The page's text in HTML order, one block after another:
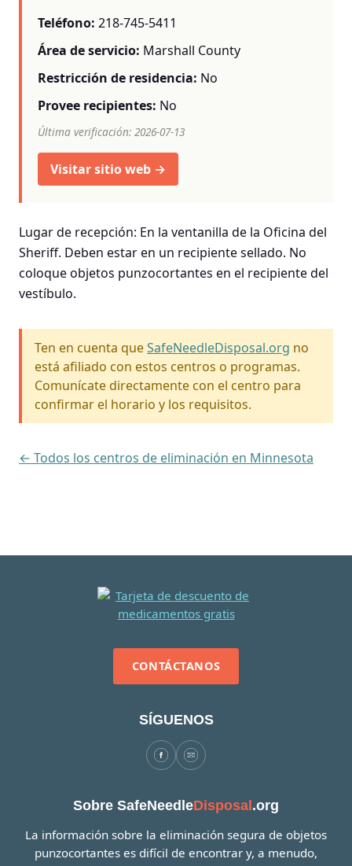
Teléfono: 218-745-5411
Área de servicio: Marshall County
Restricción de residencia: No
Provee recipientes: No
Última verificación: 2026-07-13
Visitar sitio web →
Lugar de recepción: En la ventanilla de la Oficina del
Sheriff. Deben estar en un recipiente sellado. No
coloque objetos punzocortantes en el recipiente del
vestíbulo.
Ten en cuenta queSafeNeedleDisposal.org no
está afiliado con estos centros o programas.
Comunícate directamente con el centro para
confirmar el horario y los requisitos.
← Todos los centros de eliminación en Minnesota
CONTÁCTANOS
SÍGUENOS
Sobre SafeNeedleDisposal.org
La información sobre la eliminación segura de objetos
punzocortantes es difícil de encontrar y, a menudo,